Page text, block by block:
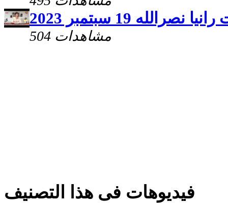
19 سبتمبر 2023
504 مشاهدات
فيديوهات فى هذا التصنيف